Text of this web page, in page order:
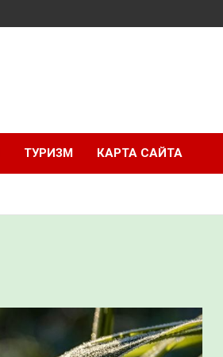
ТУРИЗМ КАРТА САЙТА